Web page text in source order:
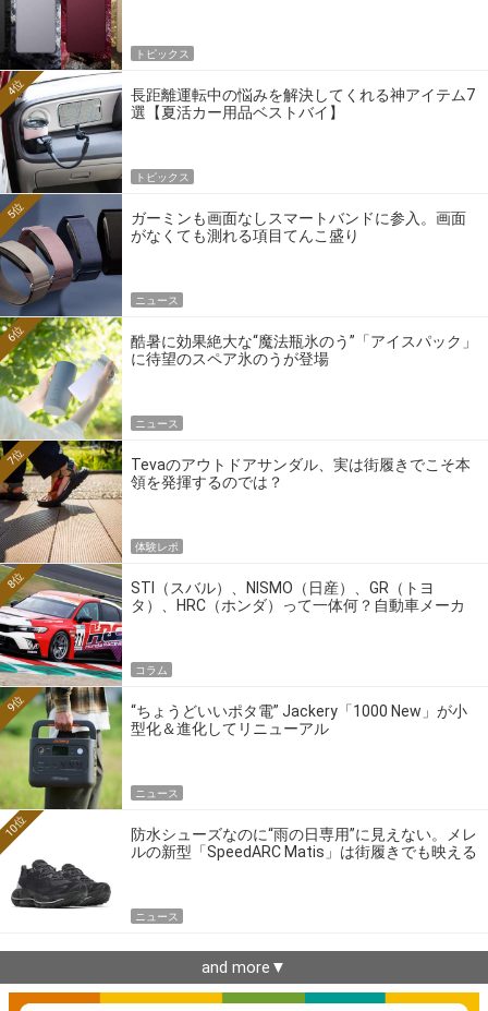
トピックス
長距離運転中の悩みを解決してくれる神アイテム7
選【夏活カー用品ベストバイ】
4位
トピックス
ガーミンも画面なしスマートバンドに参入。画面
がなくても測れる項目てんこ盛り
5位
ニュース
酷暑に効果絶大な“魔法瓶氷のう”「アイスパック」
に待望のスペア氷のうが登場
6位
ニュース
Tevaのアウトドアサンダル、実は街履きでこそ本
領を発揮するのでは？
7位
体験レポ
STI（スバル）、NISMO（日産）、GR（トヨ
タ）、HRC（ホンダ）って一体何？自動車メーカ
8位
コラム
“ちょうどいいポタ電” Jackery「1000 New」が小
型化＆進化してリニューアル
9位
ニュース
防水シューズなのに“雨の日専用”に見えない。メレ
ルの新型「SpeedARC Matis」は街履きでも映える
10位
ニュース
and more▼